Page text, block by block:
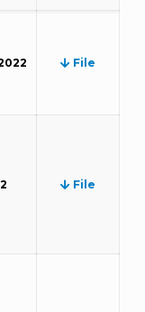
File
File